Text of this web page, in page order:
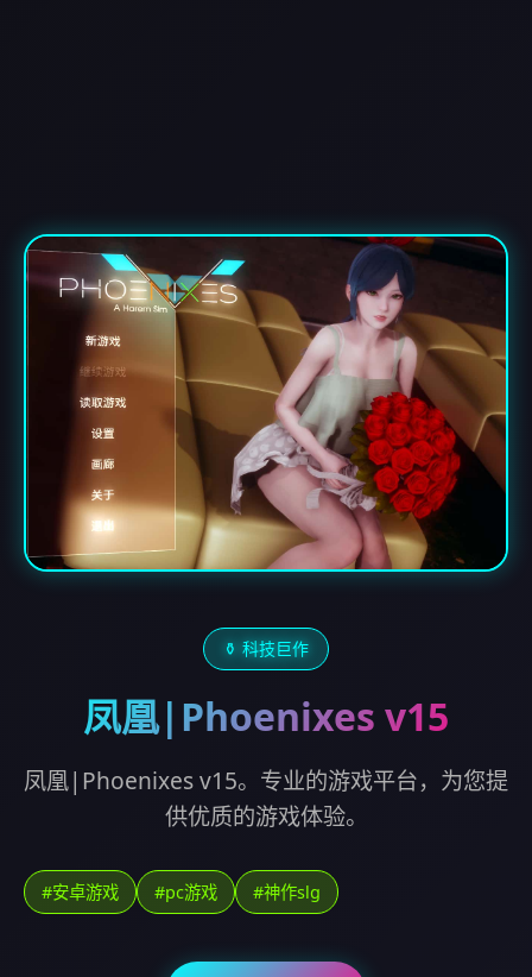
⚱️ 科技巨作
凤凰|Phoenixes v15
凤凰|Phoenixes v15。专业的游戏平台，为您提
供优质的游戏体验。
#安卓游戏 #pc游戏 #神作slg